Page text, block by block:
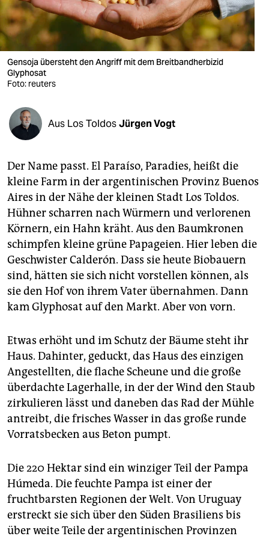
wahrheit
verlag
verlag
veranstaltungen
shop
fragen & hilfe
abo
genossenschaft
epaper login
Gensoja übersteht den Angriff mit dem Breitbandherbizid
Glyphosat
Foto: reuters
Aus Los ToldosJürgen Vogt
Der Name passt. El Paraíso, Paradies, heißt die
kleine Farm in der argentinischen Provinz Buenos
Aires in der Nähe der kleinen Stadt Los Toldos.
Hühner scharren nach Würmern und verlorenen
Körnern, ein Hahn kräht. Aus den Baumkronen
schimpfen kleine grüne Papageien. Hier leben die
Geschwister Calderón. Dass sie heute Biobauern
sind, hätten sie sich nicht vorstellen können, als
sie den Hof von ihrem Vater übernahmen. Dann
kam Glyphosat auf den Markt. Aber von vorn.
Etwas erhöht und im Schutz der Bäume steht ihr
Haus. Dahinter, geduckt, das Haus des einzigen
Angestellten, die flache Scheune und die große
überdachte Lagerhalle, in der der Wind den Staub
zirkulieren lässt und daneben das Rad der Mühle
antreibt, die frisches Wasser in das große runde
Vorratsbecken aus Beton pumpt.
Die 220 Hektar sind ein winziger Teil der Pampa
Húmeda. Die feuchte Pampa ist einer der
fruchtbarsten Regionen der Welt. Von Uruguay
erstreckt sie sich über den Süden Brasiliens bis
über weite Teile der argentinischen Provinzen